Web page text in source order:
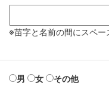
※苗字と名前の間にスペー
男 女 その他